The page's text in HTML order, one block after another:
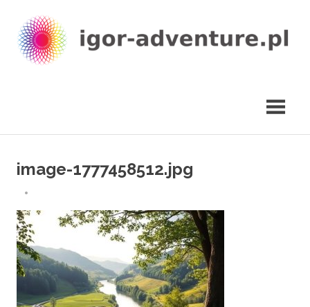
content
image-1777458512.jpg
29 KWIETNIA 2026